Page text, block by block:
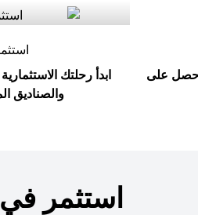
على
والصناديق
استثمر